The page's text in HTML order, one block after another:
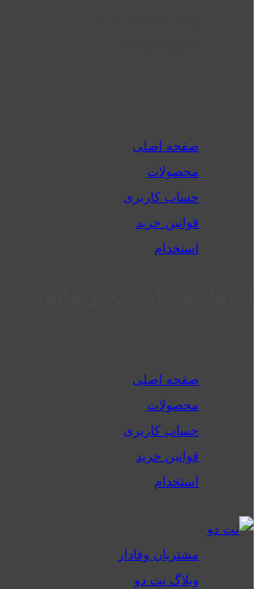
صفحه اصلی
محصولات
حساب کاربری
قوانین خرید
استخدام
صفحه اصلی
محصولات
حساب کاربری
قوانین خرید
استخدام
مشتریان وفادار
وبلاگ نت دو